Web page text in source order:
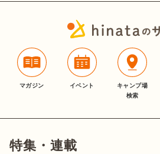
マガジン イベント
キャンプ場
検索
特集・連載